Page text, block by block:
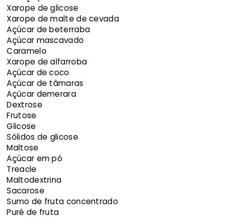
Xarope de glicose
Xarope de malte de cevada
Açúcar de beterraba
Açúcar mascavado
Caramelo
Xarope de alfarroba
Açúcar de coco
Açúcar de tâmaras
Açúcar demerara
Dextrose
Frutose
Glicose
Sólidos de glicose
Maltose
Açúcar em pó
Treacle
Maltodextrina
Sacarose
Sumo de fruta concentrado
Puré de fruta